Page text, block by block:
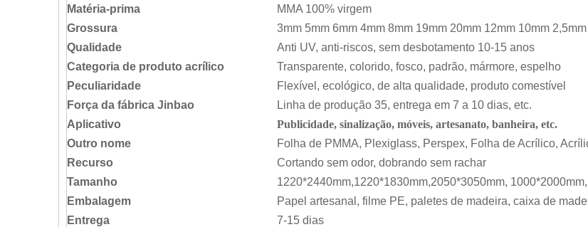
Matéria-prima
MMA 100% virgem
Grossura
3mm 5mm 6mm 4mm 8mm 19mm 20mm 12mm 10mm
Qualidade
Anti UV, anti-riscos, sem desbotamento 10-15 anos
Categoria de produto acrílico
Transparente, colorido, fosco, padrão, mármore, espelho
Peculiaridade
Flexível, ecológico, de alta qualidade, produto comestível
Força da fábrica Jinbao
Linha de produção 35, entrega em 7 a 10 dias, etc.
Aplicativo
Publicidade, sinalização, móveis, artesanato, banheira, etc.
Outro nome
Folha de PMMA, Plexiglass, Perspex, Folha de Acrílico,
Recurso
Cortando sem odor, dobrando sem rachar
Tamanho
1220*2440mm,1220*1830mm,2050*3050mm,
Embalagem
Papel artesanal, filme PE, paletes de madeira, caixa de
Entrega
7-15 dias